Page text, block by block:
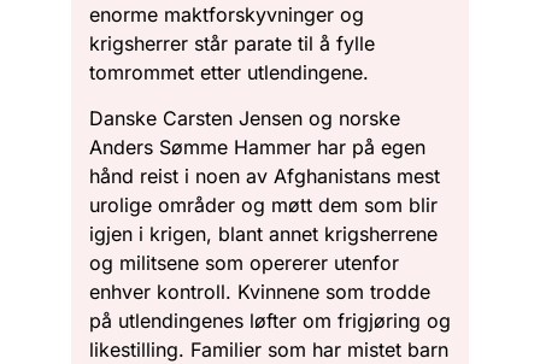
enorme maktforskyvninger og
krigsherrer står parate til å fylle
tomrommet etter utlendingene.
Danske Carsten Jensen og norske
Anders Sømme Hammer har på egen
hånd reist i noen av Afghanistans mest
urolige områder og møtt dem som blir
igjen i krigen, blant annet krigsherrene
og militsene som opererer utenfor
enhver kontroll. Kvinnene som trodde
på utlendingenes løfter om frigjøring og
likestilling. Familier som har mistet barn